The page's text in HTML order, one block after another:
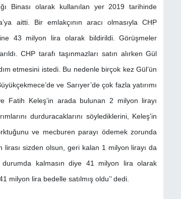
Binası olarak kullanılan yer 2019 tarihinde
aitti. Bir emlakçının aracı olmasıyla CHP
43 milyon lira olarak bildirildi. Görüşmeler
CHP tarafı taşınmazları satın alırken Gül
etmesini istedi. Bu nedenle birçok kez Gül’ün
ve Sarıyer’de çok fazla yatırımı
Fatih Keleş’in arada bulunan 2 milyon lirayı
durduracaklarını söylediklerini, Keleş’in
ve mecburen parayı ödemek zorunda
sizden olsun, geri kalan 1 milyon lirayı da
kalmasın diye 41 milyon lira olarak
lira bedelle satılmış oldu’’ dedi.